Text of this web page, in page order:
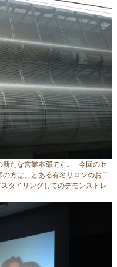
新たな営業本部です。 今回のセ
の方は、とある有名サロンのお二
タイリングしてのデモンストレ